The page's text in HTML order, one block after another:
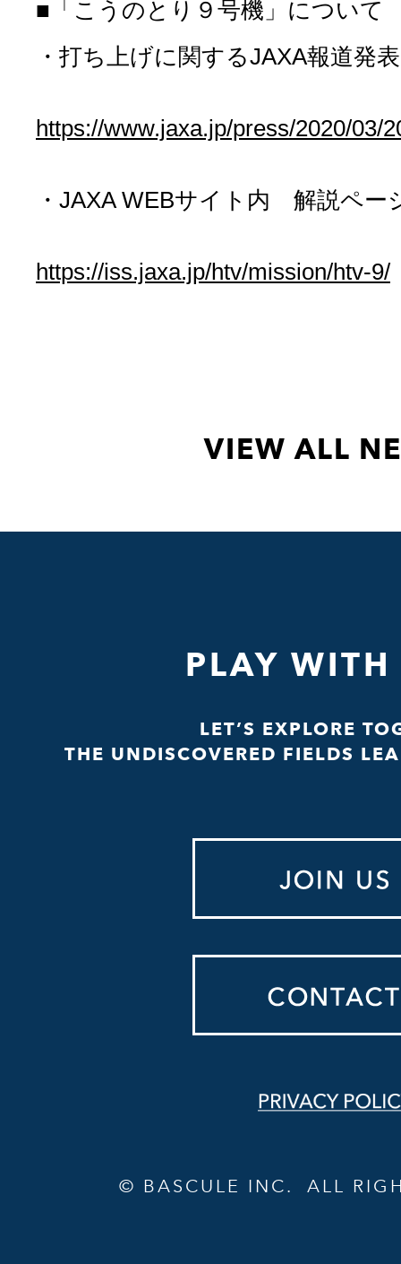
■「こうのとり９号機」について
・打ち上げに関するJAXA報道発表
https://www.jaxa.jp/press/2020/03/
・JAXA WEBサイト内 解説ペー
https://iss.jaxa.jp/htv/mission/htv-9/
VIEW ALL
PLAY
LET’S EXPLORE
THE UNDISCOVERED FIELDS
© BASCULE INC. ALL